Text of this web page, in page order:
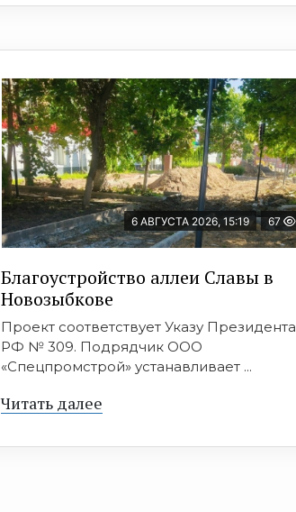
6 АВГУСТА 2026, 15:19 67
Благоустройство аллеи Славы в
Новозыбкове
Проект соответствует Указу Президента
РФ № 309. Подрядчик ООО
«Спецпромстрой» устанавливает ...
Читать далее